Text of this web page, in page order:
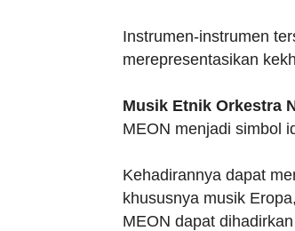
Instrumen-instrumen
merepresentasikan
Musik Etnik Orkestra
MEON menjadi simbol
Kehadirannya dapat
khususnya musik
MEON dapat